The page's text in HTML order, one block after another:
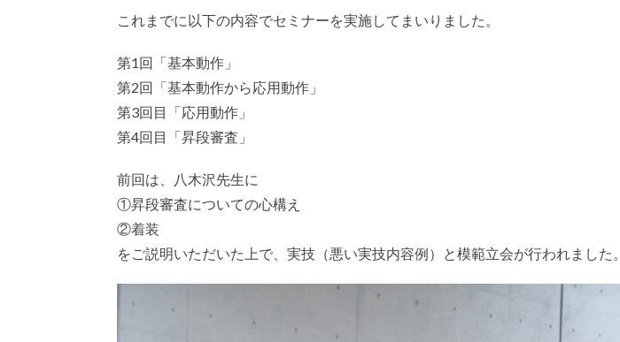
これまでに以下の内容でセミナーを実施してまいりました。
第1回「基本動作」
第2回「基本動作から応用動作」
第3回目「応用動作」
第4回目「昇段審査」
前回は、八木沢先生に
①昇段審査についての心構え
②着装
をご説明いただいた上で、実技（悪い実技内容例）と模範立会が行われました。